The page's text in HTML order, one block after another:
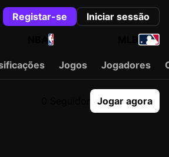
Registar-se
Iniciar sessão
NBA
Jogos Jogadores
Jogar agora